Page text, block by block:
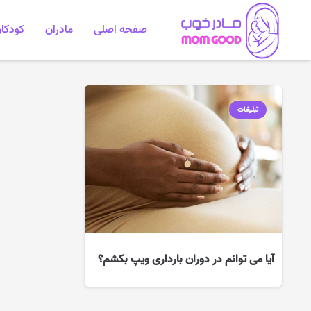
صفحه اصلی مادران
تبلیغات
آیا می توانم در دوران بارداری ویپ بکشم؟